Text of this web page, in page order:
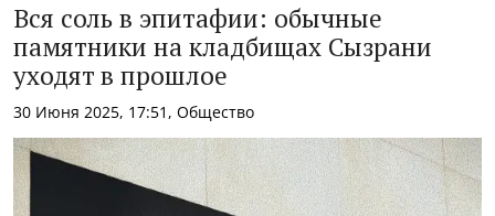
Вся соль в эпитафии: обычные
памятники на кладбищах Сызрани
уходят в прошлое
30 Июня 2025, 17:51, Общество